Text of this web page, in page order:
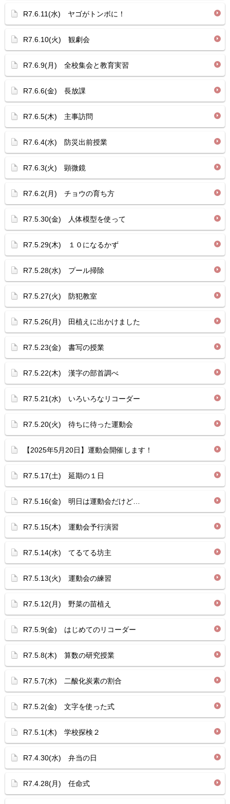
R7.6.11(水) ヤゴがトンボに！
R7.6.10(火) 観劇会
R7.6.9(月) 全校集会と教育実習
R7.6.6(金) 長放課
R7.6.5(木) 主事訪問
R7.6.4(水) 防災出前授業
R7.6.3(火) 顕微鏡
R7.6.2(月) チョウの育ち方
R7.5.30(金) 人体模型を使って
R7.5.29(木) １０になるかず
R7.5.28(水) プール掃除
R7.5.27(火) 防犯教室
R7.5.26(月) 田植えに出かけました
R7.5.23(金) 書写の授業
R7.5.22(木) 漢字の部首調べ
R7.5.21(水) いろいろなリコーダー
R7.5.20(火) 待ちに待った運動会
【2025年5月20日】運動会開催します！
R7.5.17(土) 延期の１日
R7.5.16(金) 明日は運動会だけど…
R7.5.15(木) 運動会予行演習
R7.5.14(水) てるてる坊主
R7.5.13(火) 運動会の練習
R7.5.12(月) 野菜の苗植え
R7.5.9(金) はじめてのリコーダー
R7.5.8(木) 算数の研究授業
R7.5.7(水) 二酸化炭素の割合
R7.5.2(金) 文字を使った式
R7.5.1(木) 学校探検２
R7.4.30(水) 弁当の日
R7.4.28(月) 任命式